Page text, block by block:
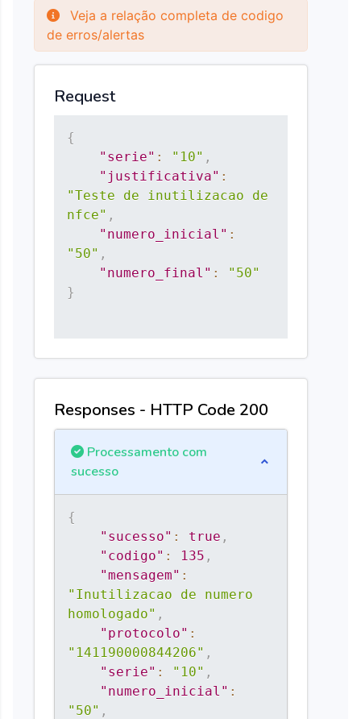
Veja a relação completa de codigo
de erros/alertas
Request
{
"serie" : "10" ,
"justificativa" :
"Teste de inutilizacao de
nfce" ,
"numero_inicial" :
"50" ,
"numero_final" :
"50"
}
Responses - HTTP Code 200
Processamento com
sucesso
{
"sucesso" : true ,
"codigo" : 135 ,
"mensagem" :
"Inutilizacao de numero
homologado" ,
"protocolo" :
"141190000844206" ,
"serie" : "10" ,
"numero_inicial" :
"50" ,